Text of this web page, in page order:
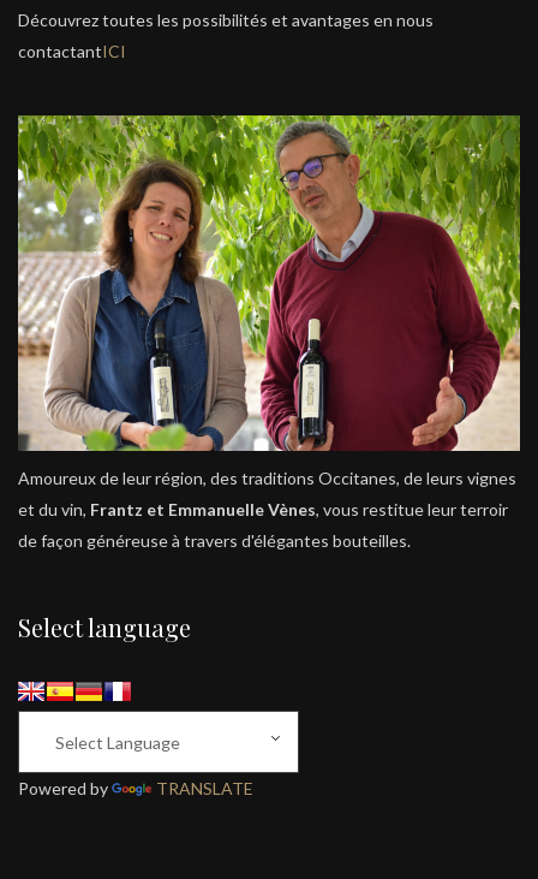
Découvrez toutes les possibilités et avantages en nous
contactantICI
Amoureux de leur région, des traditions Occitanes, de leurs vignes
et du vin, Frantz et Emmanuelle Vènes, vous restitue leur terroir
de façon généreuse à travers d'élégantes bouteilles.
Select language
Powered by TRANSLATE